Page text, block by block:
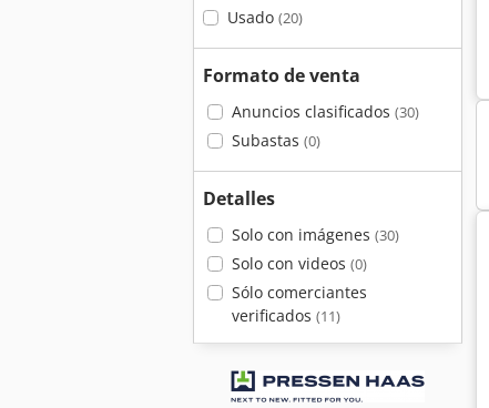
Usado (20)
Formato de venta
Anuncios clasificados (30)
Subastas (0)
Detalles
Solo con imágenes (30)
Solo con videos (0)
Sólo comerciantes
verificados (11)
Bruderer Prensa Manual